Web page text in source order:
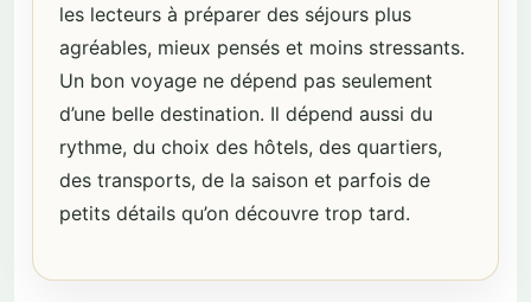
les lecteurs à préparer des séjours plus
agréables, mieux pensés et moins stressants.
Un bon voyage ne dépend pas seulement
d’une belle destination. Il dépend aussi du
rythme, du choix des hôtels, des quartiers,
des transports, de la saison et parfois de
petits détails qu’on découvre trop tard.